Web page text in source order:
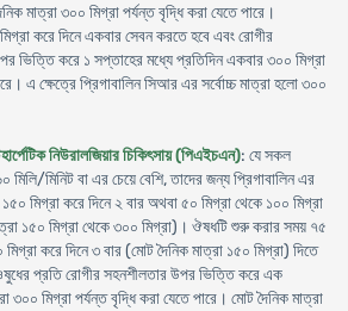
মাত্রা ৩০০ মিগ্রা পর্যন্ত বৃদ্ধি করা যেতে পারে।
করে দিনে একবার সেবন করতে হবে এবং রোগীর
ভিত্তি করে ১ সপ্তাহের মধ্যে প্রতিদিন একবার ৩০০ মিগ্রা
এ ক্ষেত্রে প্রিগাবালিন সিআর এর সর্বোচ্চ মাত্রা হলো ৩০০
নিউরালজিয়ার চিকিৎসায় (পিএইচএন): যে সকল
মিলি/মিনিট বা এর চেয়ে বেশি, তাদের জন্য প্রিগাবালিন এর
১৫০ মিগ্রা করে দিনে ২ বার অথবা ৫০ মিগ্রা থেকে ১০০ মিগ্রা
১৫০ মিগ্রা থেকে ৩০০ মিগ্রা)। ঔষধটি শুরু করার সময় ৭৫
করে দিনে ৩ বার (মোট দৈনিক মাত্রা ১৫০ মিগ্রা) দিতে
প্রতি রোগীর সহনশীলতার উপর ভিত্তি করে এক
৩০০ মিগ্রা পর্যন্ত বৃদ্ধি করা যেতে পারে। মোট দৈনিক মাত্রা